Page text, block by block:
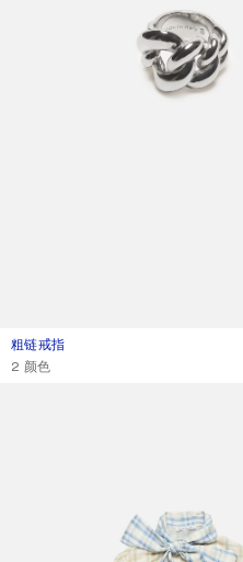
粗链戒指
当前颜色： 银色
價格：¥3,200。
,2 颜色